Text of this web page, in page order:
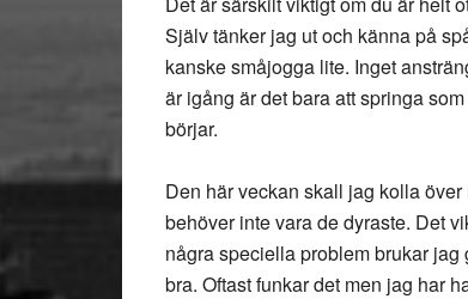
Själv tänker jag ut och känna på
kanske småjogga lite. Inget
är igång är det bara att springa
börjar.
Den här veckan skall jag kolla
behöver inte vara de dyraste. Det
några speciella problem brukar
bra. Oftast funkar det men jag har